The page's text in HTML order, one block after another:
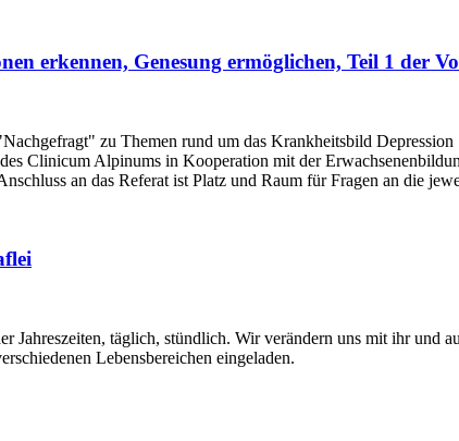
erkennen, Genesung ermöglichen, Teil 1 der
zu Themen rund um das Krankheitsbild Depression
Clinicum Alpinums in Kooperation mit der
an das Referat ist Platz und Raum für Fragen an die
Jahreszeiten, täglich, stündlich. Wir verändern uns mit ihr und
Lebensbereichen eingeladen.